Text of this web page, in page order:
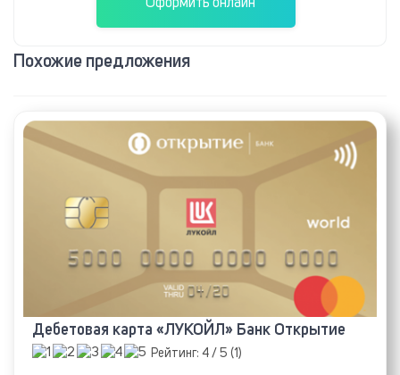
Оформить онлайн
Похожие предложения
Дебетовая карта «ЛУКОЙЛ» Банк Открытие
Рейтинг: 4 / 5 (1)